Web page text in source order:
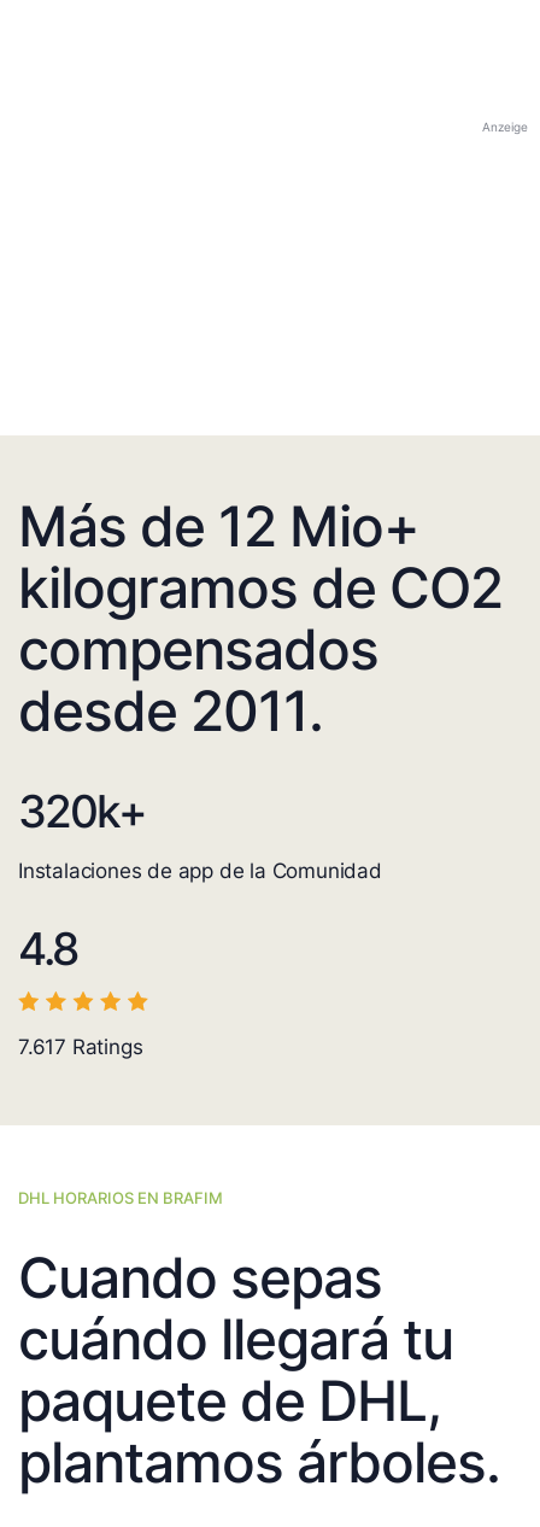
Anzeige
Más de 12 Mio+
kilogramos de CO2
compensados
desde 2011.
320k+
Instalaciones de app de la Comunidad
4.8
7.617 Ratings
DHL HORARIOS EN BRAFIM
Cuando sepas
cuándo llegará tu
paquete de DHL,
plantamos árboles.